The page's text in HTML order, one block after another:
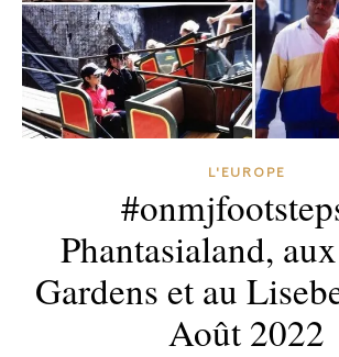
L'EUROPE
Phantasialand,
Gardens et au
Août 2022